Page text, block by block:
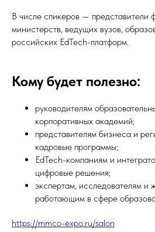
В числе спикеров — представители
министерств, ведущих вузов,
российских EdTech-платформ.
Кому будет полезно:
руководителям
корпоративных академий;
представителям бизнеса и
кадровые программы;
EdTech-компаниям и
цифровые решения;
экспертам, исследователям и
работающим в сфере
https://mmco-expo.ru/salon